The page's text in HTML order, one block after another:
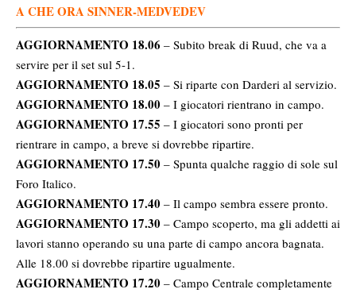
A CHE ORA SINNER-MEDVEDEV
AGGIORNAMENTO 18.06 – Subito break di Ruud, che va a
servire per il set sul 5-1.
AGGIORNAMENTO 18.05 – Si riparte con Darderi al servizio.
AGGIORNAMENTO 18.00 – I giocatori rientrano in campo.
AGGIORNAMENTO 17.55 – I giocatori sono pronti per
rientrare in campo, a breve si dovrebbe ripartire.
AGGIORNAMENTO 17.50 – Spunta qualche raggio di sole sul
Foro Italico.
AGGIORNAMENTO 17.40 – Il campo sembra essere pronto.
AGGIORNAMENTO 17.30 – Campo scoperto, ma gli addetti ai
lavori stanno operando su una parte di campo ancora bagnata.
Alle 18.00 si dovrebbe ripartire ugualmente.
AGGIORNAMENTO 17.20 – Campo Centrale completamente